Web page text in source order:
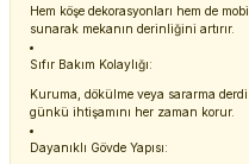
Hem köşe dekorasyonları hem de
sunarak mekanın derinliğini artırır.
Sıfır Bakım Kolaylığı:
Kuruma, dökülme veya sararma
günkü ihtişamını her zaman korur.
Dayanıklı Gövde Yapısı: